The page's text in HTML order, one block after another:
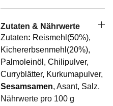
Zutaten & Nährwerte
Zutaten: Reismehl(50%),
Kichererbsenmehl(20%),
Palmoleinöl, Chilipulver,
Curryblätter, Kurkumapulver,
Sesamsamen, Asant, Salz.
Nährwerte pro 100 g